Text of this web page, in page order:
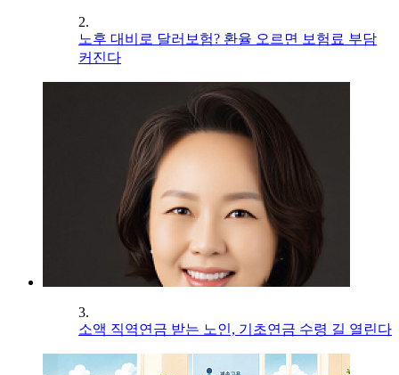
2.
노후 대비로 달러보험? 환율 오르면 보험료 부담
커진다
3.
소액 직역연금 받는 노인, 기초연금 수령 길 열린다